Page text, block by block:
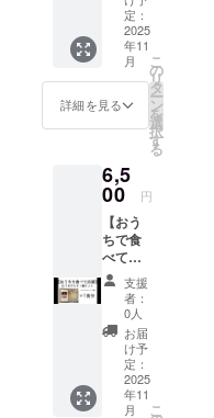
た。「食べ
られ
と。
「トマト嫌
いというコ
ンプレック
スを活か
し、嫌いだ
からこそわ
かるトマト
のマイナス
部分を調理
しま
す。
ます。
応援希
望の
方、ご
お問い
合わせ
くださ
い。 正
社員
（店
長）、
アルバ
イトは
すでに
在籍し
ていま
すの
で、人
分チ
ケット
※静岡
店
ミック
スチー
ズのと
まと麺
店
モッツ
アレラ
チーズ
のとま
と麺 ・
静岡
店、名
古屋店
共通で
ご利用
いただ
けま
す。 ・
定：
2025
年11
月
詳細を見る
こ
の
リ
タ
ー
ン
を
選
択
す
る
6,5
00 円
【おう
ちで食
べて応
援】 と
まと
らーめ
んセッ
ト1食分
を提供
致しま
す。 ・
支援
者：
0人
お届
け予
定：
2025
年11
月
こ